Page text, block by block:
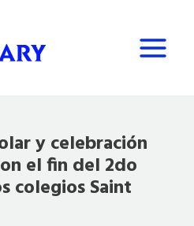
y celebración
el fin del 2do
colegios Saint